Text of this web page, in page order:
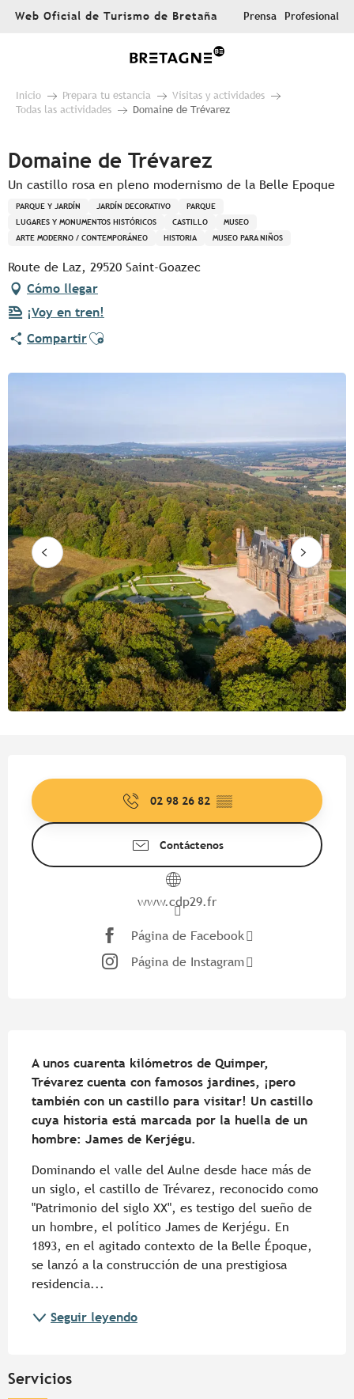
AllerWeb Oficial de Turismo de Bretaña Prensa Profesional
Inicio Prepara tu estancia
Visitas y actividades
Todas las actividades
Domaine de Trévarez
Domaine de Trévarez
Un castillo rosa en pleno modernismo de la Belle Epoque
PARQUE Y JARDÍN JARDÍN DECORATIVO
PARQUE
LUGARES Y MONUMENTOS HISTÓRICOS
CASTILLO
MUSEO
ARTE MODERNO / CONTEMPORÁNEO
HISTORIA MUSEO PARA NIÑOS
Route de Laz, 29520 Saint-Goazec
Cómo llegar
¡Voy en tren!
CompartirAjouter aux favoris
02 98 26 82 ▒▒
Contáctenos
www.cdp29.fr
Página de Facebook
Página de Instagram
A unos cuarenta kilómetros de Quimper,
Trévarez cuenta con famosos jardines, ¡pero
también con un castillo para visitar! Un castillo
cuya historia está marcada por la huella de un
hombre: James de Kerjégu.
Dominando el valle del Aulne desde hace más de
un siglo, el castillo de Trévarez, reconocido como
"Patrimonio del siglo XX", es testigo del sueño de
un hombre, el político James de Kerjégu. En
1893, en el agitado contexto de la Belle Époque,
se lanzó a la construcción de una prestigiosa
residencia...
Seguir leyendo
Servicios